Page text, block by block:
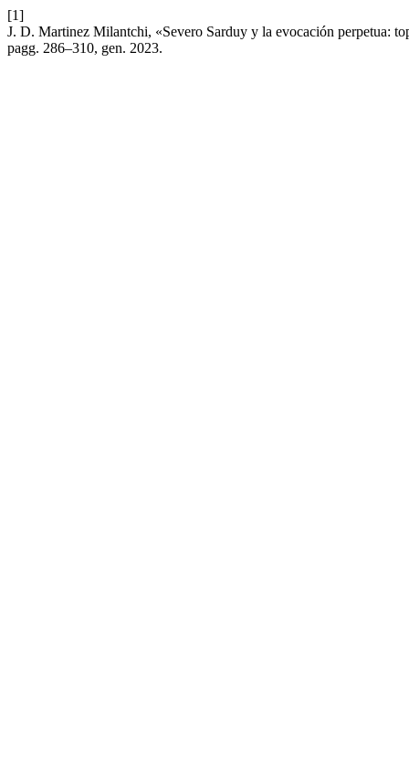
[1]
J. D. Martinez Milantchi, «Severo Sarduy y la evocación perpetua:
pagg. 286–310, gen. 2023.